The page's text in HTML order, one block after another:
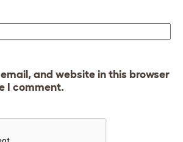
and website in this browser
I comment.